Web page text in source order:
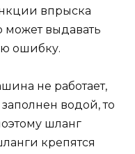
впрыска
выдавать
ошибку.
не работает,
водой, то
шланг
крепятся